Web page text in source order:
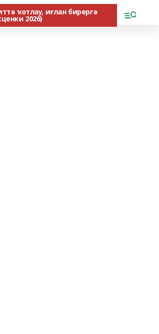
ҡотлау, иғлан бирергә
2026)